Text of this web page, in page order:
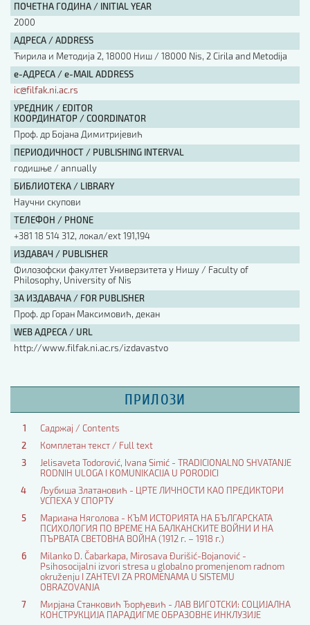
ПОЧЕТНА ГОДИНА / INITIAL YEAR
2000
АДРЕСА / ADDRESS
Ћирила и Методија 2, 18000 Ниш / 18000 Nis, 2 Cirila and Metodija
е-АДРЕСА / e-MAIL ADDRESS
ic@filfak.ni.ac.rs
УРЕДНИК / EDITOR
КООРДИНАТОР / COORDINATOR
Проф. др Бојана Димитријевић
ПЕРИОДИЧНОСТ / PUBLISHING INTERVAL
годишње / annually
БИБЛИОТЕКА / LIBRARY
Научни скупови
ТЕЛЕФОН / PHONE
+381 18 514 312, локал/ext 191,194
ИЗДАВАЧ / PUBLISHER
Филозофски факултет Универзитета у Нишу / Faculty of
Philosophy, University of Nis
ЗА ИЗДАВАЧА / FOR PUBLISHER
Проф. др Горан Максимовић, декан
WEB АДРЕСА / URL
http://www.filfak.ni.ac.rs/izdavastvo
ПРИЛОЗИ
1
Садржај / Contents
2
Комплетан текст / Full text
3
Jelisaveta Todorović, Ivana Simić - TRADICIONALNO SHVATANJE
RODNIH ULOGA I KOMUNIKACIJA U PORODICI
4
Љубиша Златановић - ЦРТЕ ЛИЧНОСТИ КАО ПРЕДИКТОРИ
УСПЕХА У СПОРТУ
5
Мариана Няголова - КЪМ ИСТОРИЯТА НА БЪЛГАРСКАТА
ПСИХОЛОГИЯ ПО ВРЕМЕ НА БАЛКАНСКИТЕ ВОЙНИ И НА
ПЪРВАТА СВЕТОВНА ВОЙНА (1912 г. – 1918 г.)
6
Milanko D. Čabarkapa, Mirosava Đurišić-Bojanović -
Psihosocijalni izvori stresa u globalno promenjenom radnom
okruženju I ZAHTEVI ZA PROMENAMA U SISTEMU
OBRAZOVANJA
7
Мирјана Станковић Ђорђевић - ЛАВ ВИГОТСКИ: СОЦИЈАЛНА
КОНСТРУКЦИЈА ПАРАДИГМЕ ОБРАЗОВНЕ ИНКЛУЗИЈЕ